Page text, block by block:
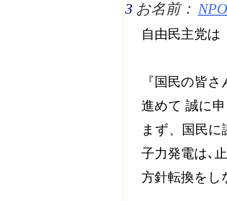
3 お名前：
自由民主党は
『国民の皆
進めて 誠に
まず、国民
子力発電は､
方針転換をし